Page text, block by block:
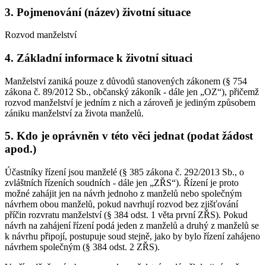
3. Pojmenování (název) životní situace
Rozvod manželství
4. Základní informace k životní situaci
Manželství zaniká pouze z důvodů stanovených zákonem (§ 754
zákona č. 89/2012 Sb., občanský zákoník - dále jen „OZ“), přičemž
rozvod manželství je jedním z nich a zároveň je jediným způsobem
zániku manželství za života manželů.
5. Kdo je oprávněn v této věci jednat (podat žádost
apod.)
Účastníky řízení jsou manželé (§ 385 zákona č. 292/2013 Sb., o
zvláštních řízeních soudních - dále jen „ZŘS“). Řízení je proto
možné zahájit jen na návrh jednoho z manželů nebo společným
návrhem obou manželů, pokud navrhují rozvod bez zjišťování
příčin rozvratu manželství (§ 384 odst. 1 věta první ZŘS). Pokud
návrh na zahájení řízení podá jeden z manželů a druhý z manželů se
k návrhu připojí, postupuje soud stejně, jako by bylo řízení zahájeno
návrhem společným (§ 384 odst. 2 ZŘS).